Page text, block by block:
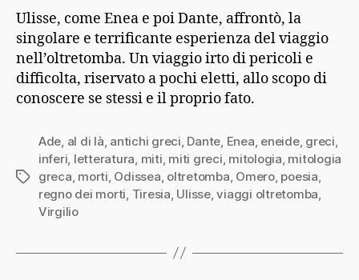
Ulisse, come Enea e poi Dante, affrontò, la
singolare e terrificante esperienza del viaggio
nell’oltretomba. Un viaggio irto di pericoli e
difficolta, riservato a pochi eletti, allo scopo di
conoscere se stessi e il proprio fato.
Tag
Ade al di là antichi greci Dante Enea eneide, greci
inferi letteratura miti miti greci mitologia mitologia
greca morti Odissea oltretomba Omero, poesia
regno dei morti Tiresia Ulisse,viaggi oltretomba
Virgilio